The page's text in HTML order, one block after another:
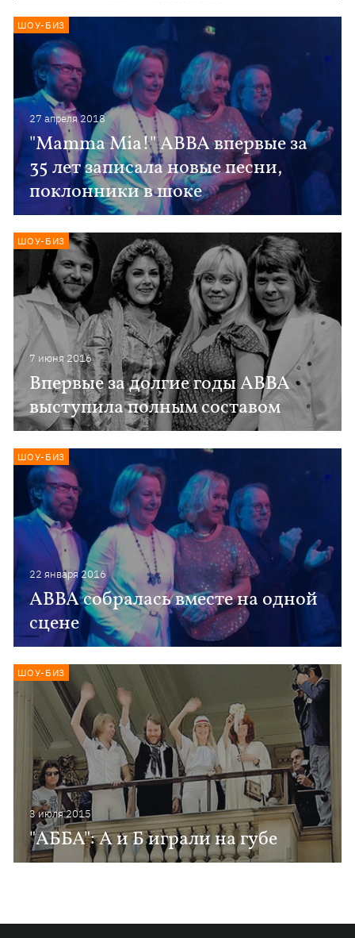
27 апреля 2018
"Mamma Mia!" ABBA впервые за
35 лет записала новые песни,
поклонники в шоке
ШОУ-БИЗ
7 июня 2016
Впервые за долгие годы ABBA
выступила полным составом
ШОУ-БИЗ
22 января 2016
ABBA собралась вместе на одной
сцене
ШОУ-БИЗ
3 июля 2015
"АББА": А и Б играли на губе
ШОУ-БИЗ